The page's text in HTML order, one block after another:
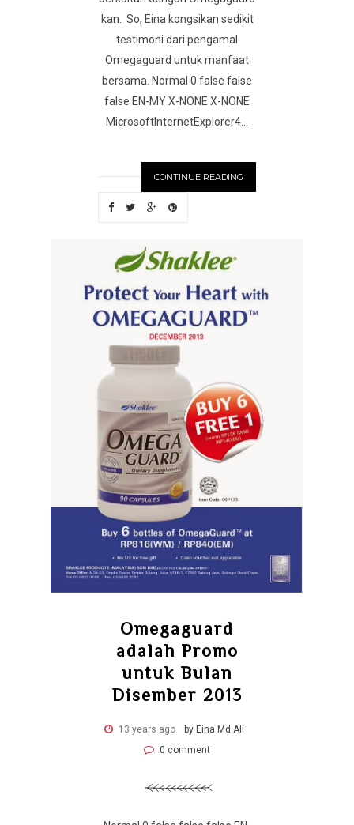
kan. So, Eina kongsikan sedikit
testimoni dari pengamal
Omegaguard untuk manfaat
bersama. Normal 0 false false
false EN-MY X-NONE X-NONE
MicrosoftInternetExplorer4...
CONTINUE READING
Omegaguard
adalah Promo
untuk Bulan
Disember 2013
13 years ago
by Eina Md Ali
0 comment